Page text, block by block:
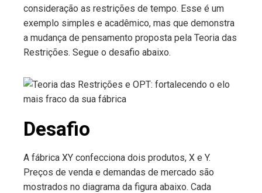
consideração as restrições de tempo. Esse é um
exemplo simples e acadêmico, mas que demonstra
a mudança de pensamento proposta pela Teoria das
Restrições. Segue o desafio abaixo.
Desafio
A fábrica XY confecciona dois produtos, X e Y.
Preços de venda e demandas de mercado são
mostrados no diagrama da figura abaixo. Cada